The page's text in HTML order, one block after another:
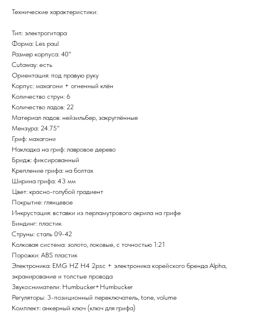
Технические характеристики:
Тип: электрогитара
Форма: Les paul
Размер корпуса: 40''
Cutaway: есть
Ориентация: под правую руку
Корпус: махагони + огненный клён
Количество струн: 6
Количество ладов: 22
Материал ладов: нейзильбер, закруглённые
Мензура: 24.75"
Гриф: махагони
Накладка на гриф: лавровое дерево
Бридж: фиксированный
Крепление грифа: на болтах
Ширина грифа: 43 мм
Цвет: красно-голубой градиент
Покрытие: глянцевое
Инкрустация: вставки из перламутрового акрила на грифе
Биндинг: пластик
Струны: сталь 09-42
Колковая система: золото, локовые, с точностью 1:21
Порожки: ABS пластик
Электроника: EMG HZ H4 2psc + электроника корейского бренда Alpha,
экранирование и толстые провода
Звукосниматели: Humbucker+Humbucker
Регуляторы: 3-позиционный переключатель, tone, volume
Комплект: анкерный ключ (ключ для грифа)